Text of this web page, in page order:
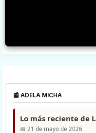
📰 ADELA MICHA
Lo más reciente de
📅 21 de mayo de 2026